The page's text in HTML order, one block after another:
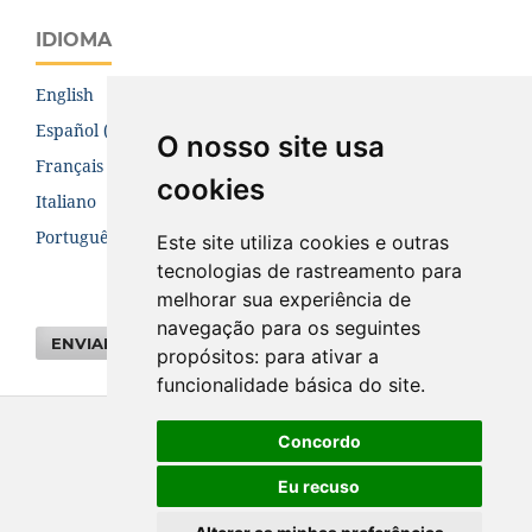
O nosso site usa
cookies
Este site utiliza cookies e outras
tecnologias de rastreamento para
melhorar sua experiência de
navegação para os seguintes
propósitos: para ativar a
funcionalidade básica do site.
Concordo
Eu recuso
IDIOMA
English
Español (España)
Français (Canada)
Italiano
Português (Brasil)
ENVIAR SUBMISSÃO